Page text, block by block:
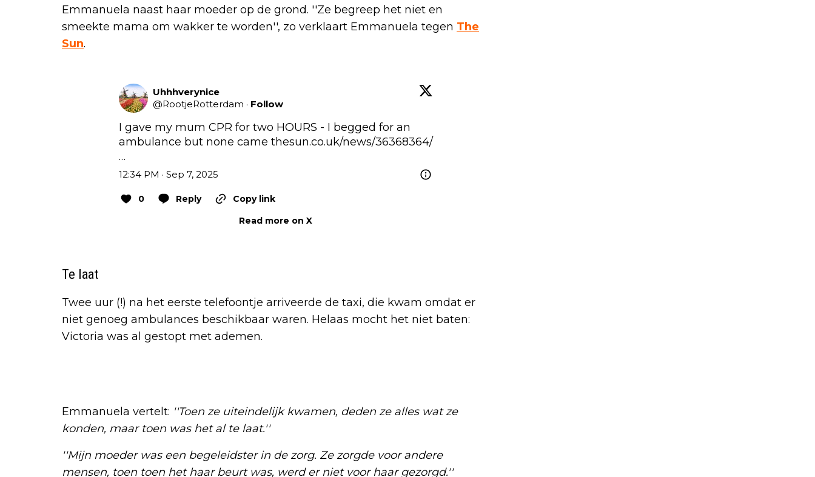
Emmanuela naast haar moeder op de grond. ''Ze begreep het niet en
smeekte mama om wakker te worden'', zo verklaart Emmanuela tegen The
Sun.
Uhhhverynice
@RootjeRotterdam · Follow
I gave my mum CPR for two HOURS - I begged for an
ambulance but none came thesun.co.uk/news/36368364/
…
12:34 PM · Sep 7, 2025
0 Reply
Copy link
Read more on X
Te laat
Twee uur (!) na het eerste telefoontje arriveerde de taxi, die kwam omdat er
niet genoeg ambulances beschikbaar waren. Helaas mocht het niet baten:
Victoria was al gestopt met ademen.
Emmanuela vertelt: ''Toen ze uiteindelijk kwamen, deden ze alles wat ze
konden, maar toen was het al te laat.''
''Mijn moeder was een begeleidster in de zorg. Ze zorgde voor andere
mensen, toen toen het haar beurt was, werd er niet voor haar gezorgd.''